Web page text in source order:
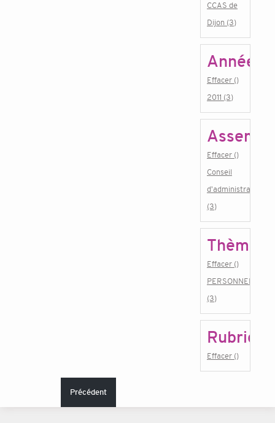
CCAS de
Dijon (3)
Année
Effacer ()
2011 (3)
Effacer ()
Conseil
d'administration
(3)
Thème
Effacer ()
PERSONNEL
(3)
Rubrique
Effacer ()
Précédent